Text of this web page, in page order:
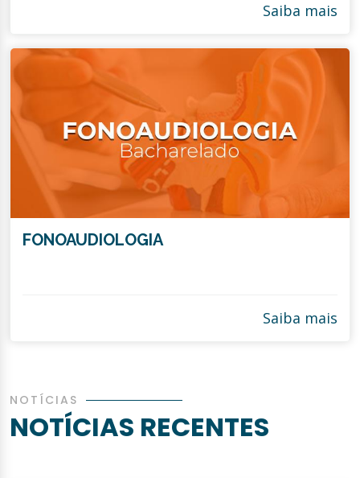
Saiba mais
FONOAUDIOLOGIA
Saiba mais
NOTÍCIAS
NOTÍCIAS RECENTES